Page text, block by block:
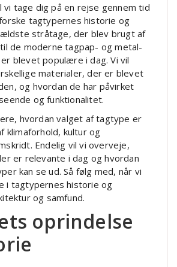
vi tage dig på en rejse gennem tid
tagtypernes historie og
ældste stråtage, der blev brugt af
de moderne tagpap- og metal-
blevet populære i dag. Vi vil
materialer, der er blevet
og hvordan de har påvirket
og funktionalitet.
hvordan valget af tagtype er
klimaforhold, kultur og
Endelig vil vi overveje,
er relevante i dag og hvordan
kan se ud. Så følg med, når vi
i tagtypernes historie og
og samfund.
oprindelse